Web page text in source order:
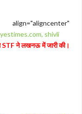
STF ने लखनऊ में जारी की।